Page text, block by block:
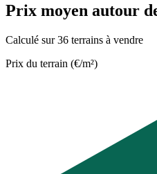
Prix moyen autour
Calculé sur 36 terrains à vendre
Prix du terrain (€/m²)